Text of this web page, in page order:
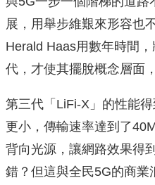
展，用舉步維艱來形容也
Herald Haas用數年時間
代，才使其擺脫概念層面
第三代「LiFi-X」的性能
更小，傳輸速率達到了
背向光源，讓網路效果得
錯？但這與全民5G的商業